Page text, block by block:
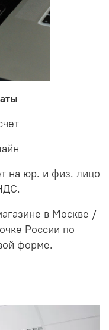
на юр. и физ. лицо
в Москве /
России по
форме.